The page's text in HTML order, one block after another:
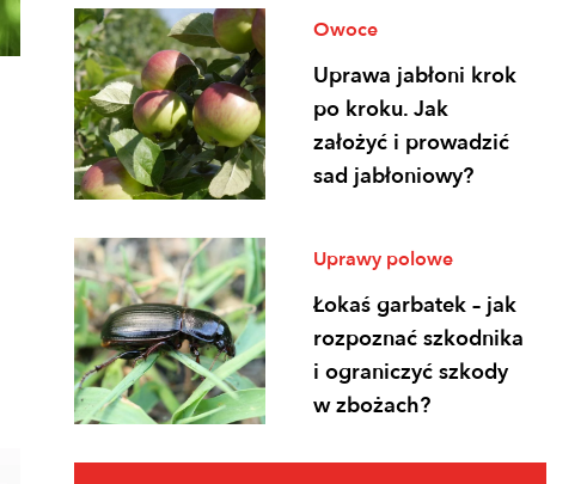
Owoce
Uprawa jabłoni krok
po kroku. Jak
założyć i prowadzić
sad jabłoniowy?
Uprawy polowe
Łokaś garbatek – jak
rozpoznać szkodnika
i ograniczyć szkody
w zbożach?